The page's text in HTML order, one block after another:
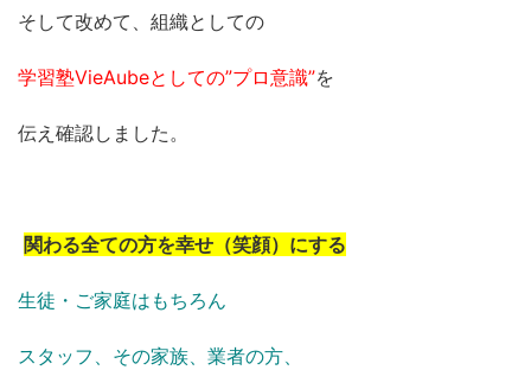
そして改めて、組織としての
学習塾VieAubeとしての”プロ意識”を
伝え確認しました。
関わる全ての方を幸せ（笑顔）にする
生徒・ご家庭はもちろん
スタッフ、その家族、業者の方、